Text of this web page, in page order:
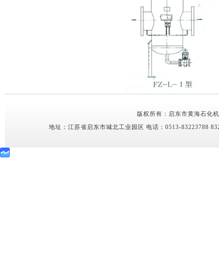
版权所有：启东市黄海石化
地址： 江苏省启东市城北工业园区 电话：0513-83223788